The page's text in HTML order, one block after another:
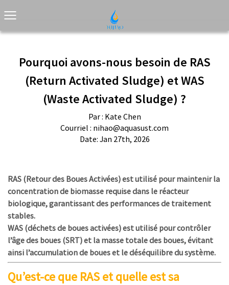
Pourquoi avons-nous besoin de RAS
(Return Activated Sludge) et WAS
(Waste Activated Sludge) ?
Par : Kate Chen
Courriel : nihao@aquasust.com
Date: Jan 27th, 2026
RAS (Retour des Boues Activées) est utilisé pour maintenir la
concentration de biomasse requise dans le réacteur
biologique, garantissant des performances de traitement
stables.
WAS (déchets de boues activées) est utilisé pour contrôler
l’âge des boues (SRT) et la masse totale des boues, évitant
ainsi l’accumulation de boues et le déséquilibre du système.
Qu’est-ce que RAS et quelle est sa